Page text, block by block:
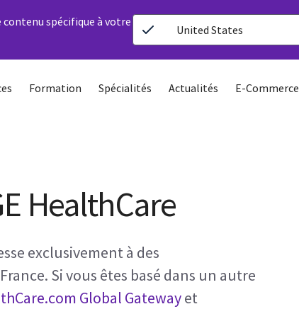
spécifique à votre
United States
Formation Spécialités Actualités E-Commerce
HealthCare
exclusivement à des
Si vous êtes basé dans un autre
Global Gatewayet